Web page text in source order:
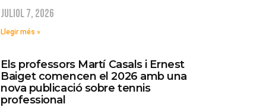
juliol 7, 2026
Llegir més »
Els professors Martí Casals i Ernest
Baiget comencen el 2026 amb una
nova publicació sobre tennis
professional